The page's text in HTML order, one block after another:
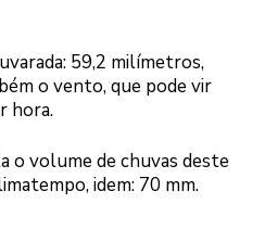
59,2 milímetros,
o vento, que pode vir
hora.
o volume de chuvas deste
idem: 70 mm.